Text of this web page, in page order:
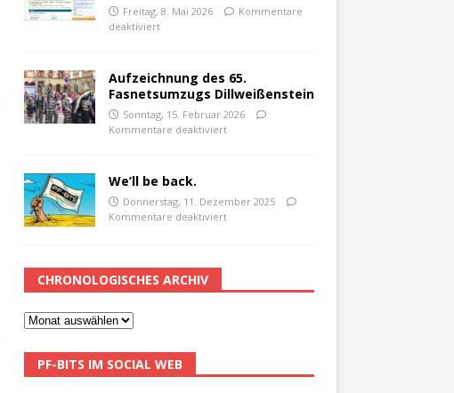
Freitag, 8. Mai 2026
Kommentare
deaktiviert
Aufzeichnung des 65.
Fasnetsumzugs Dillweißenstein
Sonntag, 15. Februar 2026
Kommentare deaktiviert
We’ll be back.
Donnerstag, 11. Dezember 2025
Kommentare deaktiviert
CHRONOLOGISCHES ARCHIV
PF-BITS IM SOCIAL WEB